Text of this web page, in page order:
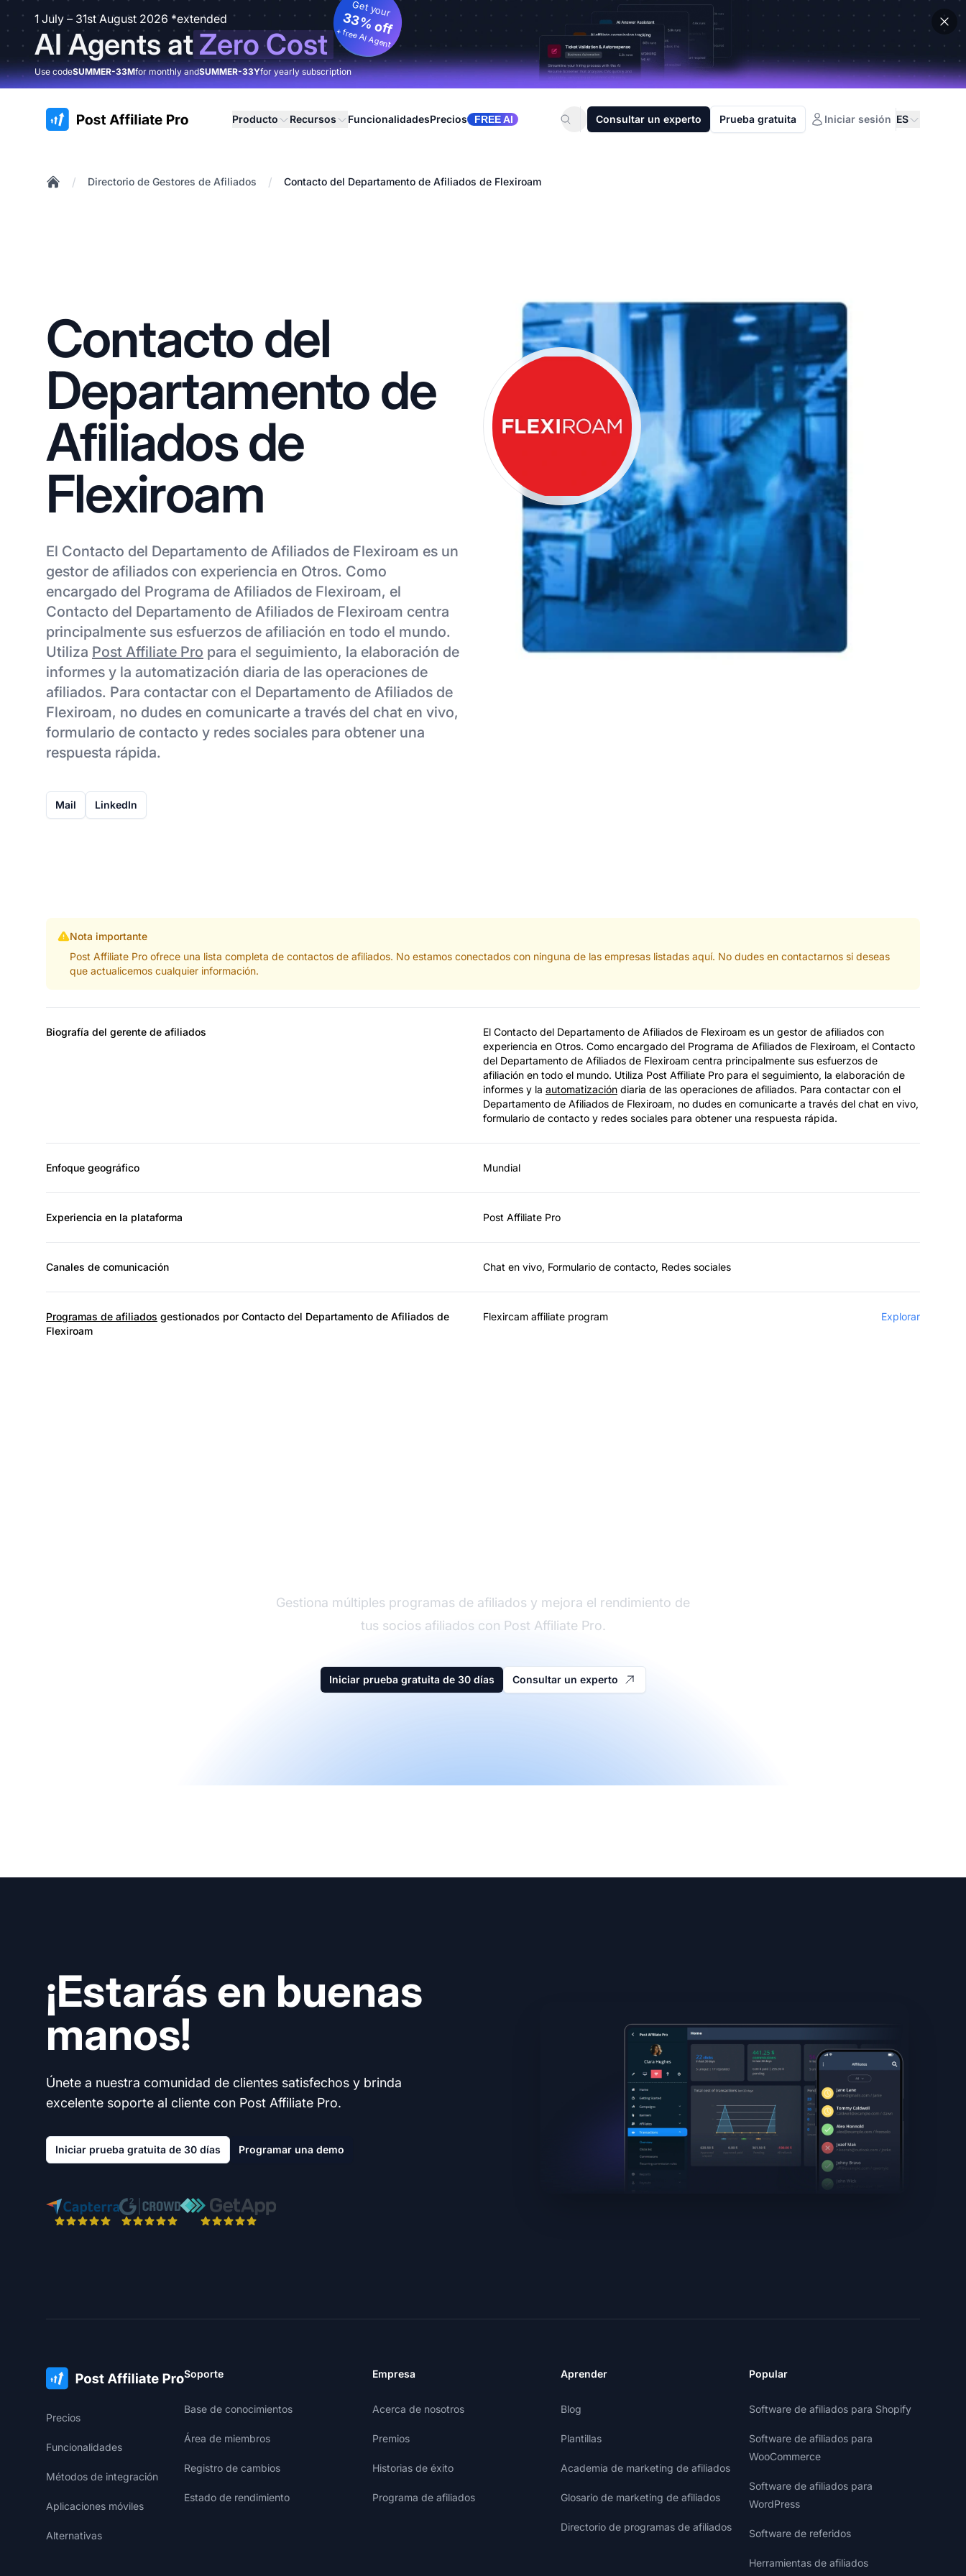
1 July – 31st August 2026 *extended
AI Agents atZero Cost
Get your
33% off
+ free AI Agent
Use codeSUMMER-33Mfor monthly andSUMMER-33Yfor yearly subscription
:site.title Producto Recursos FuncionalidadesPrecios FREE AI Consultar un experto Prueba gratuita Iniciar sesión ES
/ Directorio de Gestores de Afiliados / Contacto del Departamento de Afiliados de Flexiroam
Contacto del
Departamento de
Afiliados de
Flexiroam
El Contacto del Departamento de Afiliados de Flexiroam es un
gestor de afiliados con experiencia en Otros. Como
encargado del Programa de Afiliados de Flexiroam, el
Contacto del Departamento de Afiliados de Flexiroam centra
principalmente sus esfuerzos de afiliación en todo el mundo.
Utiliza Post Affiliate Pro para el seguimiento, la elaboración de
informes y la automatización diaria de las operaciones de
afiliados. Para contactar con el Departamento de Afiliados de
Flexiroam, no dudes en comunicarte a través del chat en vivo,
formulario de contacto y redes sociales para obtener una
respuesta rápida.
Mail LinkedIn
Nota importante
Post Affiliate Pro ofrece una lista completa de contactos de afiliados. No estamos conectados con ninguna de las empresas listadas aquí. No dudes en contactarnos si deseas
que actualicemos cualquier información.
Biografía del gerente de afiliados
El Contacto del Departamento de Afiliados de Flexiroam es un gestor de afiliados con
experiencia en Otros. Como encargado del Programa de Afiliados de Flexiroam, el Contacto
del Departamento de Afiliados de Flexiroam centra principalmente sus esfuerzos de
afiliación en todo el mundo. Utiliza Post Affiliate Pro para el seguimiento, la elaboración de
informes y la automatización diaria de las operaciones de afiliados. Para contactar con el
Departamento de Afiliados de Flexiroam, no dudes en comunicarte a través del chat en vivo,
formulario de contacto y redes sociales para obtener una respuesta rápida.
Enfoque geográfico Mundial
Experiencia en la plataforma Post Affiliate Pro
Canales de comunicación Chat en vivo, Formulario de contacto, Redes sociales
Programas de afiliados gestionados por Contacto del Departamento de Afiliados de
Flexiroam
Flexircam affiliate program Explorar
Gestiona múltiples programas de afiliados y mejora el rendimiento de
tus socios afiliados con Post Affiliate Pro.
Iniciar prueba gratuita de 30 días Consultar un experto
¡Estarás en buenas
manos!
Únete a nuestra comunidad de clientes satisfechos y brinda
excelente soporte al cliente con Post Affiliate Pro.
Iniciar prueba gratuita de 30 días Programar una demo
Precios
Funcionalidades
Métodos de integración
Aplicaciones móviles
Alternativas
Soporte
Base de conocimientos
Área de miembros
Registro de cambios
Estado de rendimiento
Empresa
Acerca de nosotros
Premios
Historias de éxito
Programa de afiliados
Aprender
Blog
Plantillas
Academia de marketing de afiliados
Glosario de marketing de afiliados
Directorio de programas de afiliados
Popular
Software de afiliados para Shopify
Software de afiliados para
WooCommerce
Software de afiliados para
WordPress
Software de referidos
Herramientas de afiliados